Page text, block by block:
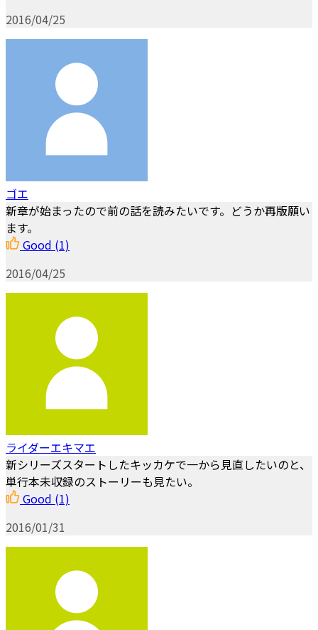
2016/04/25
ゴエ
新章が始まったので前の話を読みたいです。どうか再版願い
ます。
Good (1)
2016/04/25
ライダーエキマエ
新シリーズスタートしたキッカケで一から見直したいのと、
単行本未収録のストーリーも見たい。
Good (1)
2016/01/31